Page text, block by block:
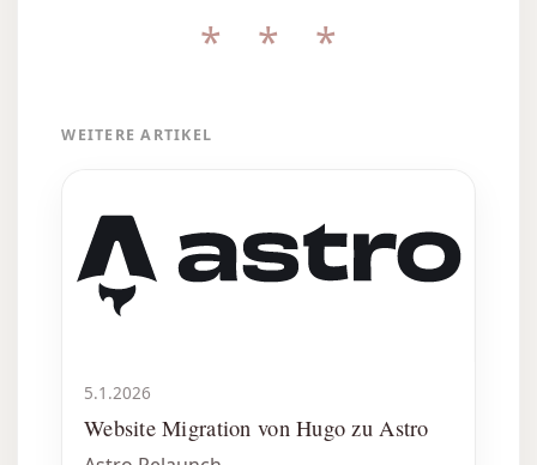
* * *
WEITERE ARTIKEL
5.1.2026
Website Migration von Hugo zu Astro